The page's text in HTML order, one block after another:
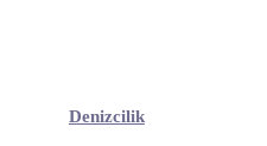
Denizcilik